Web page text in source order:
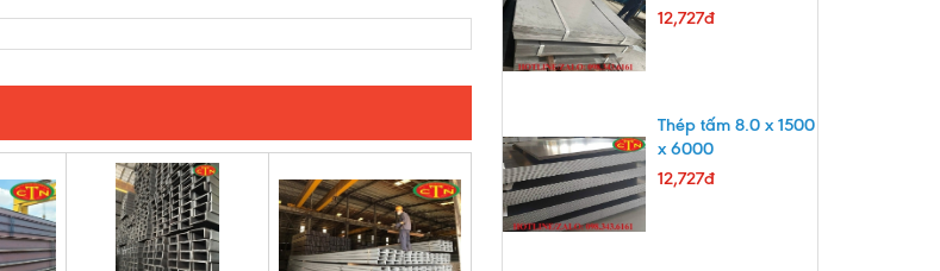
12,727đ
Thép tấm 8.0 x 1500
x 6000
12,727đ